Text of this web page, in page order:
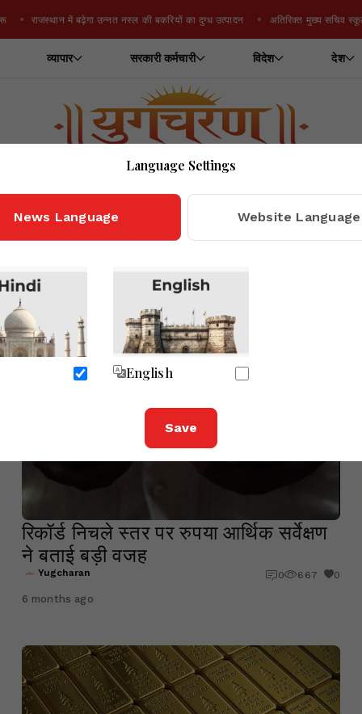
Language Settings
News Language Website Language
English
Save
राजस्थान में बढ़ेगा उन्नत नस्ल की बकरियों का दुग्ध उत्पादन अतिरिक्त मुख्य सचिव स्कूल शिक्षा
व्यापार सरकारी कर्मचारी विदेश देश
Topics: व्यापार
1 to 15 posts out of 45 Total under
रिकॉर्ड निचले स्तर पर रुपया आर्थिक सर्वेक्षण
ने बताई बड़ी वजह
Yugcharan 0 667 0
6 months ago